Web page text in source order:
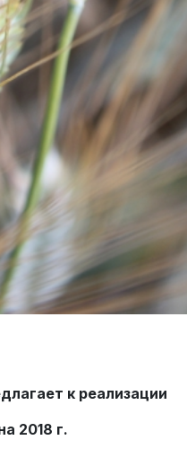
к реализации
2018 г.